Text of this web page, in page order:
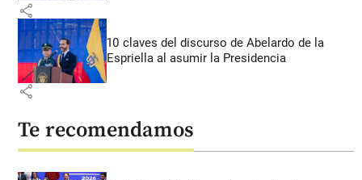
share
10 claves del discurso de Abelardo de la
Espriella al asumir la Presidencia
share
Te recomendamos